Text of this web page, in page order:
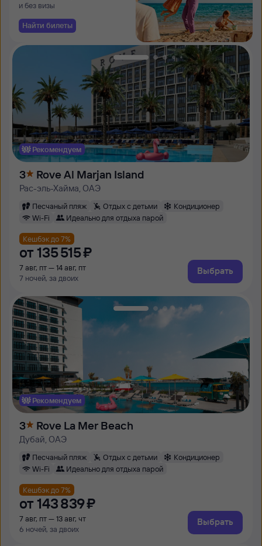
и без визы
Найти билеты
Рекомендуем
3 Rove Al Marjan Island
Рас-эль-Хайма, ОАЭ
Песчаный пляж Отдых с детьми
Кондиционер
Wi-Fi
Идеально для отдыха парой
Кешбэк до 7%
от 135 ⁠515 ⁠₽
7 авг, пт — 14 авг, пт
7 ночей, за двоих
Выбрать
Рекомендуем
3 Rove La Mer Beach
Дубай, ОАЭ
Песчаный пляж Отдых с детьми
Кондиционер
Wi-Fi
Идеально для отдыха парой
Кешбэк до 7%
от 143 ⁠839 ⁠₽
7 авг, пт — 13 авг, чт
6 ночей, за двоих
Выбрать